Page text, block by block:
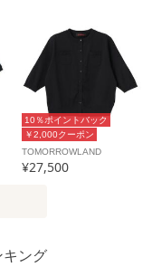
￥2,000クーポン
10％ポイントバック
TOMORROWLAND
¥27,500
キング